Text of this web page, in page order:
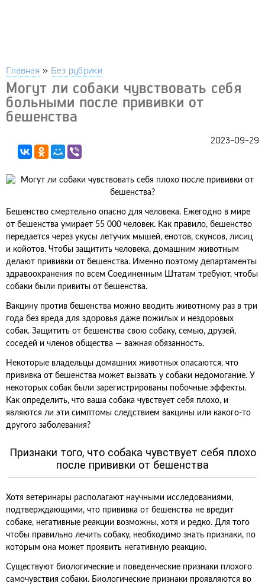
Главная » Без рубрики
Могут ли собаки чувствовать себя
больными после прививки от
бешенства
2023-09-29
Бешенство смертельно опасно для человека. Ежегодно в мире
от бешенства умирает 55 000 человек. Как правило, бешенство
передается через укусы летучих мышей, енотов, скунсов, лисиц
и койотов. Чтобы защитить человека, домашним животным
делают прививки от бешенства. Именно поэтому департаменты
здравоохранения по всем Соединенным Штатам требуют, чтобы
собаки были привиты от бешенства.
Вакцину против бешенства можно вводить животному раз в три
года без вреда для здоровья даже пожилых и нездоровых
собак. Защитить от бешенства свою собаку, семью, друзей,
соседей и членов общества — важная обязанность.
Некоторые владельцы домашних животных опасаются, что
прививка от бешенства может вызвать у собаки недомогание. У
некоторых собак были зарегистрированы побочные эффекты.
Как определить, что ваша собака чувствует себя плохо, и
являются ли эти симптомы следствием вакцины или какого-то
другого заболевания?
Признаки того, что собака чувствует себя плохо
после прививки от бешенства
Хотя ветеринары располагают научными исследованиями,
подтверждающими, что прививка от бешенства не вредит
собаке, негативные реакции возможны, хотя и редко. Для того
чтобы правильно лечить собаку, необходимо знать признаки, по
которым она может проявить негативную реакцию.
Существуют биологические и поведенческие признаки плохого
самочувствия собаки. Биологические признаки проявляются во